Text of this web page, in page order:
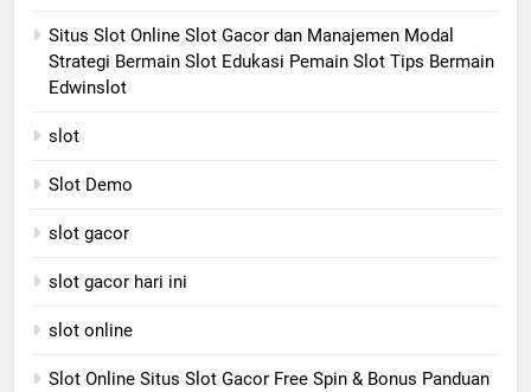
Situs Slot Online Slot Gacor dan Manajemen Modal
Strategi Bermain Slot Edukasi Pemain Slot Tips Bermain
Edwinslot
slot
Slot Demo
slot gacor
slot gacor hari ini
slot online
Slot Online Situs Slot Gacor Free Spin & Bonus Panduan